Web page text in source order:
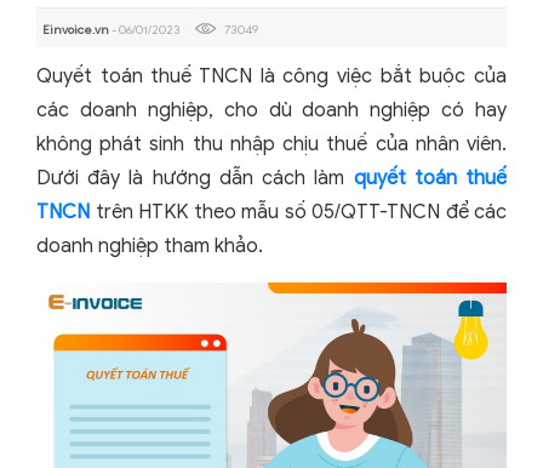
Einvoice.vn- 06/01/2023 73049
Quyết toán thuế TNCN là công việc bắt buộc của
các doanh nghiệp, cho dù doanh nghiệp có hay
không phát sinh thu nhập chịu thuế của nhân viên.
Dưới đây là hướng dẫn cách làm quyết toán thuế
TNCN trên HTKK theo mẫu số 05/QTT-TNCN để các
doanh nghiệp tham khảo.